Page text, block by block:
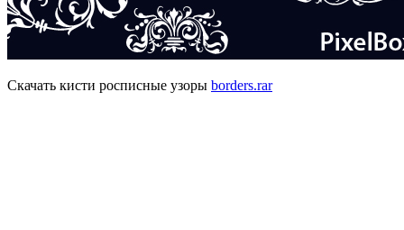
Скачать кисти росписные узоры borders.rar